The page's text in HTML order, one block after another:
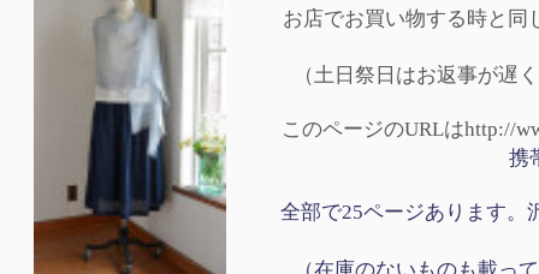
お店でお買い物する時と同
（土日祭日はお返事が遅
このページのURLはhttp://
携
全部で25ページあります。
（在庫のないものも載っ